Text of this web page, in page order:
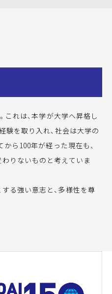
これは、本学が大学へ昇格し
験を取り入れ、社会は大学の
ら100年が経った現在も、
りないものと考えていま
る強い意志と、多様性を尊